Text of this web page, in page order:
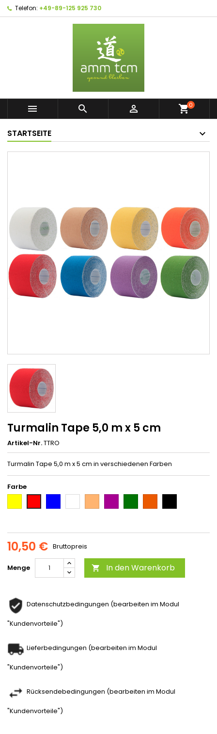
Telefon: +49-89-125 925 730
   shopping_cart0
STARTSEITE
Turmalin Tape 5,0 m x 5 cm
Artikel-Nr.TTRO
Turmalin Tape 5,0 m x 5 cm in verschiedenen Farben
Farbe
/
10,50 € Bruttopreis
Menge  In den Warenkorb
Datenschutzbedingungen (bearbeiten im Modul
"Kundenvorteile")
Lieferbedingungen (bearbeiten im Modul
"Kundenvorteile")
Rücksendebedingungen (bearbeiten im Modul
"Kundenvorteile")